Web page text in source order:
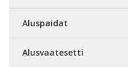
Aluspaidat
Alusvaatesetti